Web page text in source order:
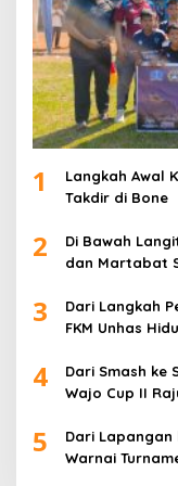
1
Langkah Awal
Takdir di Bone
2
Di Bawah
dan Martabat
3
Dari Langkah
FKM Unhas
4
Dari Smash ke
Wajo Cup II
5
Dari Lapangan
Warnai